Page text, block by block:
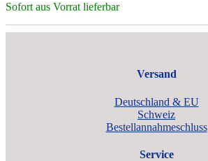
Sofort aus Vorrat lieferbar
Versand
Deutschland & EU
Schweiz
Bestellannahmeschluss
Service